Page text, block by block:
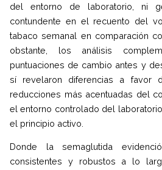
del entorno de laboratorio, ni
contundente en el recuento del
tabaco semanal en comparación
obstante, los análisis
puntuaciones de cambio antes y
sí revelaron diferencias a favor
reducciones más acentuadas del
el entorno controlado del
el principio activo.
Donde la semaglutida
consistentes y robustos a lo